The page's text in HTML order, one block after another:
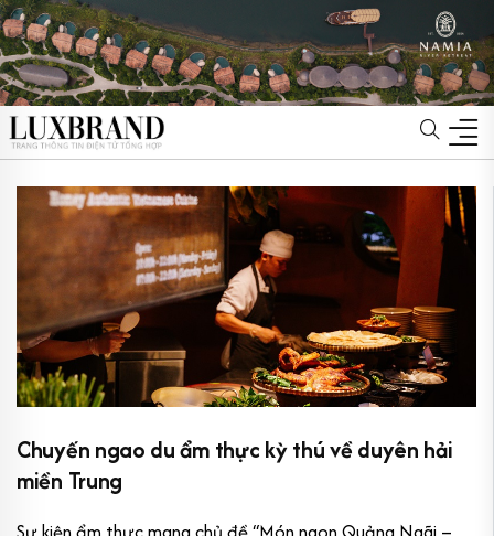
Chuyến ngao du ẩm thực kỳ thú về duyên hải
miền Trung